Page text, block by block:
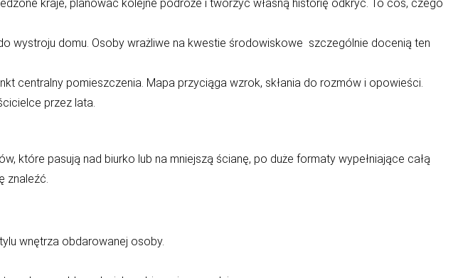
kraje, planować kolejne podróże i tworzyć własną historię odkryć. To coś, czego
wystroju domu. Osoby wrażliwe na kwestie środowiskowe szczególnie docenią ten
centralny pomieszczenia. Mapa przyciąga wzrok, skłania do rozmów i opowieści.
przez lata.
które pasują nad biurko lub na mniejszą ścianę, po duże formaty wypełniające całą
znaleźć.
wnętrza obdarowanej osoby.